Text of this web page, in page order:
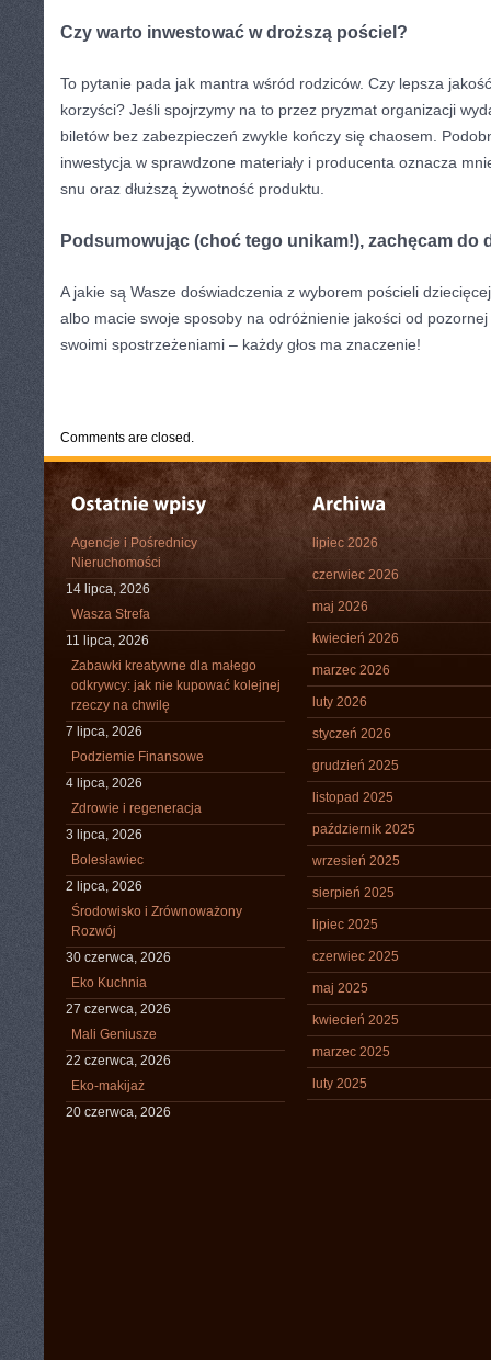
Czy warto inwestować w droższą pościel?
To pytanie pada jak mantra wśród rodziców. Czy lepsza
korzyści? Jeśli spojrzymy na to przez pryzmat organizacji
biletów bez zabezpieczeń zwykle kończy się chaosem.
inwestycja w sprawdzone materiały i producenta oznacza
snu oraz dłuższą żywotność produktu.
Podsumowując (choć tego unikam!), zachęcam do
A jakie są Wasze doświadczenia z wyborem pościeli
albo macie swoje sposoby na odróżnienie jakości od
swoimi spostrzeżeniami – każdy głos ma znaczenie!
Comments are closed.
Agencje i Pośrednicy
Nieruchomości
14 lipca, 2026
Wasza Strefa
11 lipca, 2026
Zabawki kreatywne dla małego
odkrywcy: jak nie kupować kolejnej
rzeczy na chwilę
7 lipca, 2026
Podziemie Finansowe
4 lipca, 2026
Zdrowie i regeneracja
3 lipca, 2026
Bolesławiec
2 lipca, 2026
Środowisko i Zrównoważony
Rozwój
30 czerwca, 2026
Eko Kuchnia
27 czerwca, 2026
Mali Geniusze
22 czerwca, 2026
Eko-makijaż
20 czerwca, 2026
lipiec 2026
czerwiec 2026
maj 2026
kwiecień 2026
marzec 2026
luty 2026
styczeń 2026
grudzień 2025
listopad 2025
październik 2025
wrzesień 2025
sierpień 2025
lipiec 2025
czerwiec 2025
maj 2025
kwiecień 2025
marzec 2025
luty 2025